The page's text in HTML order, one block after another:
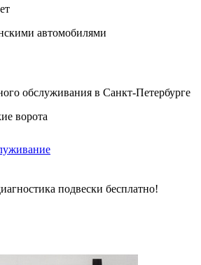
автомобилями
обслуживания в Санкт-Петербурге
ворота
подвески бесплатно!